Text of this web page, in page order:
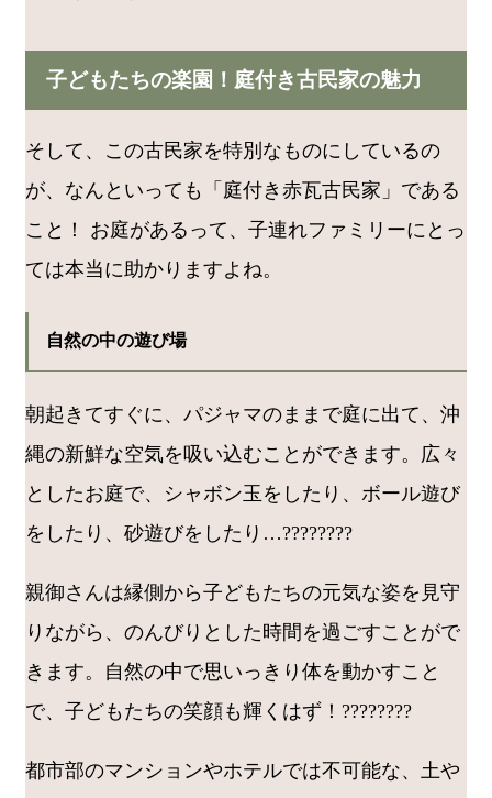
子どもたちの楽園！庭付き古民家の魅力
そして、この古民家を特別なものにしているの
が、なんといっても「庭付き赤瓦古民家」である
こと！ お庭があるって、子連れファミリーにとっ
ては本当に助かりますよね。
自然の中の遊び場
朝起きてすぐに、パジャマのままで庭に出て、沖
縄の新鮮な空気を吸い込むことができます。広々
としたお庭で、シャボン玉をしたり、ボール遊び
をしたり、砂遊びをしたり…????????
親御さんは縁側から子どもたちの元気な姿を見守
りながら、のんびりとした時間を過ごすことがで
きます。自然の中で思いっきり体を動かすこと
で、子どもたちの笑顔も輝くはず！????????
都市部のマンションやホテルでは不可能な、土や